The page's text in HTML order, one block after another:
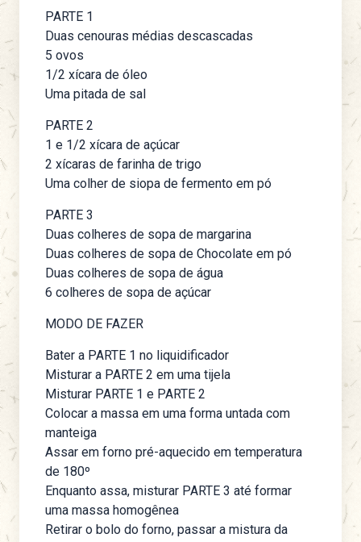
PARTE 1
Duas cenouras médias descascadas
5 ovos
1/2 xícara de óleo
Uma pitada de sal
PARTE 2
1 e 1/2 xícara de açúcar
2 xícaras de farinha de trigo
Uma colher de siopa de fermento em pó
PARTE 3
Duas colheres de sopa de margarina
Duas colheres de sopa de Chocolate em pó
Duas colheres de sopa de água
6 colheres de sopa de açúcar
MODO DE FAZER
Bater a PARTE 1 no liquidificador
Misturar a PARTE 2 em uma tijela
Misturar PARTE 1 e PARTE 2
Colocar a massa em uma forma untada com
manteiga
Assar em forno pré-aquecido em temperatura
de 180º
Enquanto assa, misturar PARTE 3 até formar
uma massa homogênea
Retirar o bolo do forno, passar a mistura da